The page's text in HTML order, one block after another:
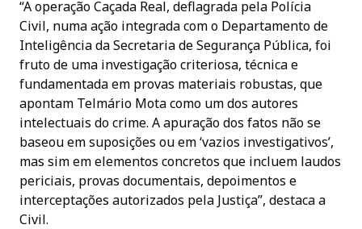
“A operação Caçada Real, deflagrada pela Polícia
Civil, numa ação integrada com o Departamento de
Inteligência da Secretaria de Segurança Pública, foi
fruto de uma investigação criteriosa, técnica e
fundamentada em provas materiais robustas, que
apontam Telmário Mota como um dos autores
intelectuais do crime. A apuração dos fatos não se
baseou em suposições ou em ‘vazios investigativos’,
mas sim em elementos concretos que incluem laudos
periciais, provas documentais, depoimentos e
interceptações autorizados pela Justiça”, destaca a
Civil.